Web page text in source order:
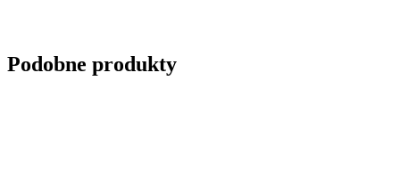
Podobne produkty